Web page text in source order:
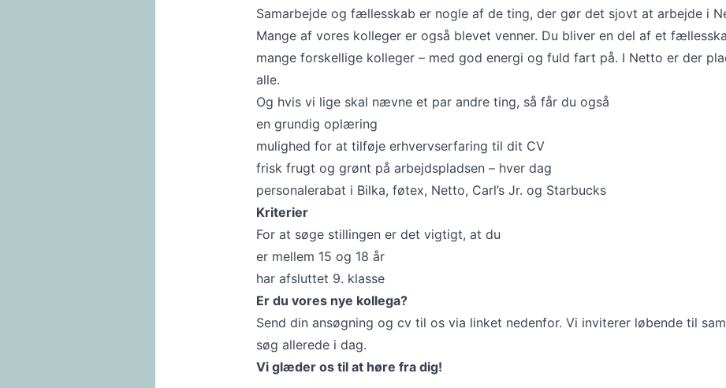
Samarbejde og fællesskab er nogle af de ting, der gør det sjovt at arbejde i
Mange af vores kolleger er også blevet venner. Du bliver en del af et
mange forskellige kolleger – med god energi og fuld fart på. I Netto er der
alle.
Og hvis vi lige skal nævne et par andre ting, så får du også
en grundig oplæring
mulighed for at tilføje erhvervserfaring til dit CV
frisk frugt og grønt på arbejdspladsen – hver dag
personalerabat i Bilka, føtex, Netto, Carl’s Jr. og Starbucks
Kriterier
For at søge stillingen er det vigtigt, at du
er mellem 15 og 18 år
har afsluttet 9. klasse
Er du vores nye kollega?
Send din ansøgning og cv til os via linket nedenfor. Vi inviterer løbende til
søg allerede i dag.
Vi glæder os til at høre fra dig!